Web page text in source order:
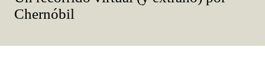
Chernóbil